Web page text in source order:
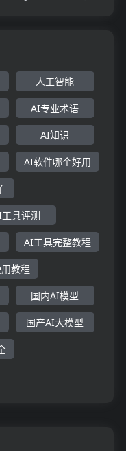
人工智能
AI专业术语
AI知识
AI软件哪个好用
具评测
AI工具完整教程
教程
国内AI模型
国产AI大模型